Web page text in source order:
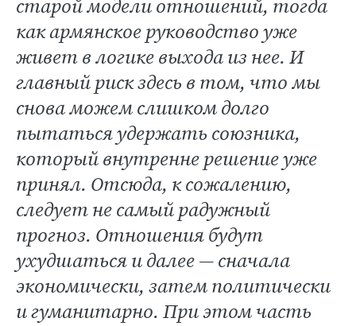
старой модели отношений, тогда
как армянское руководство уже
живет в логике выхода из нее. И
главный риск здесь в том, что мы
снова можем слишком долго
пытаться удержать союзника,
который внутренне решение уже
принял. Отсюда, к сожалению,
следует не самый радужный
прогноз. Отношения будут
ухудшаться и далее — сначала
экономически, затем политически
и гуманитарно. При этом часть